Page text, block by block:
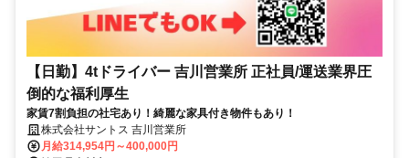
【日勤】4tドライバー 吉川営業所 正社員/運送業界圧
倒的な福利厚生
家賃7割負担の社宅あり！綺麗な家具付き物件もあり！
株式会社サントス 吉川営業所
月給314,954円～400,000円